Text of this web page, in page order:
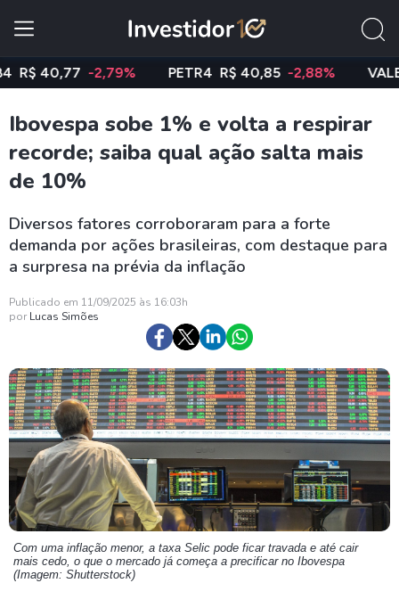
-2,79% PETR4 R$ 40,85 -2,88% VALE3 R$
Ibovespa sobe 1% e volta a respirar
recorde; saiba qual ação salta mais
de 10%
Diversos fatores corroboraram para a forte
demanda por ações brasileiras, com destaque para
a surpresa na prévia da inflação
Publicado em 11/09/2025 às 16:03h
por Lucas Simões
Com uma inflação menor, a taxa Selic pode ficar travada e até cair
mais cedo, o que o mercado já começa a precificar no Ibovespa
(Imagem: Shutterstock)